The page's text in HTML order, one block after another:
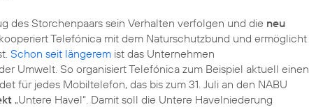
des Storchenpaars sein Verhalten verfolgen und die neu
Telefónica mit dem Naturschutzbund und ermöglicht
Schon seit längerem ist das Unternehmen
Umwelt. So organisiert Telefónica zum Beispiel aktuell einen
für jedes Mobiltelefon, das bis zum 31. Juli an den NABU
„Untere Havel“. Damit soll die Untere Havelniederung